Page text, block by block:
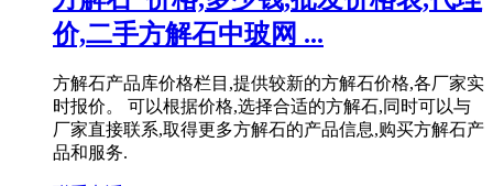
价,二手方解石中玻网 ...
方解石产品库价格栏目,提供较新的方解石价格,各厂家实
时报价。 可以根据价格,选择合适的方解石,同时可以与
厂家直接联系,取得更多方解石的产品信息,购买方解石产
品和服务.